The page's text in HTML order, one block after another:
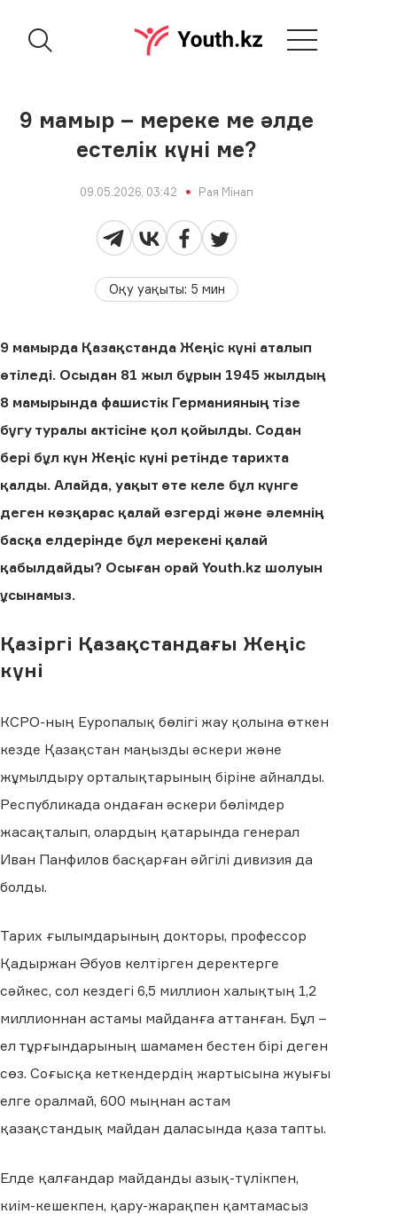
9 мамыр – мереке ме әлде
естелік күні ме?
09.05.2026, 03:42 Рая Мінап
Оқу уақыты: 5 мин
9 мамырда Қазақстанда Жеңіс күні аталып
өтіледі. Осыдан 81 жыл бұрын 1945 жылдың
8 мамырында фашистік Германияның тізе
бүгу туралы актісіне қол қойылды. Содан
бері бұл күн Жеңіс күні ретінде тарихта
қалды. Алайда, уақыт өте келе бұл күнге
деген көзқарас қалай өзгерді және әлемнің
басқа елдерінде бұл мерекені қалай
қабылдайды? Осыған орай Youth.kz шолуын
ұсынамыз.
Қазіргі Қазақстандағы Жеңіс
күні
КСРО-ның Еуропалық бөлігі жау қолына өткен
кезде Қазақстан маңызды әскери және
жұмылдыру орталықтарының біріне айналды.
Республикада ондаған әскери бөлімдер
жасақталып, олардың қатарында генерал
Иван Панфилов басқарған әйгілі дивизия да
болды.
Тарих ғылымдарының докторы, профессор
Қадыржан Әбуов келтірген деректерге
сәйкес, сол кездегі 6,5 миллион халықтың 1,2
миллионнан астамы майданға аттанған. Бұл –
ел тұрғындарының шамамен бестен бірі деген
сөз. Соғысқа кеткендердің жартысына жуығы
елге оралмай, 600 мыңнан астам
қазақстандық майдан даласында қаза тапты.
Елде қалғандар майданды азық-түлікпен,
киім-кешекпен, қару-жарақпен қамтамасыз